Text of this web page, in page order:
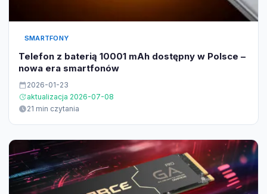
SMARTFONY
Telefon z baterią 10001 mAh dostępny w Polsce –
nowa era smartfonów
2026-01-23
aktualizacja 2026-07-08
21 min czytania